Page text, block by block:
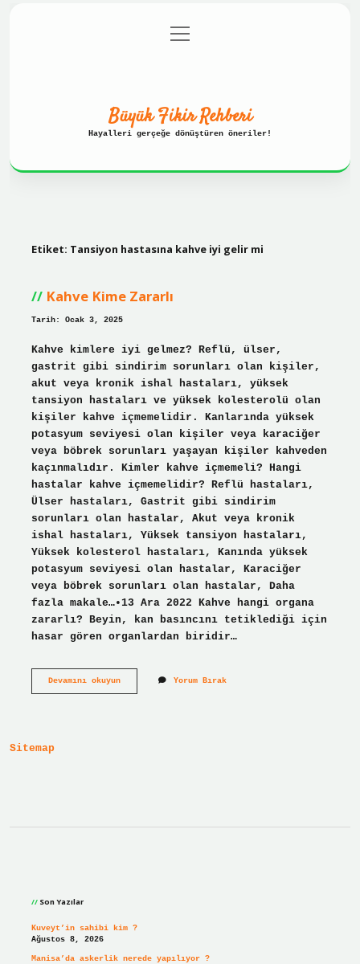
Gizlilik Politikası
menüyü
aç
Büyük Fikir Rehberi
Hayalleri gerçeğe dönüştüren öneriler!
Etiket: Tansiyon hastasına kahve iyi gelir mi
Kahve Kime Zararlı
Tarih: Ocak 3, 2025
Kahve kimlere iyi gelmez? Reflü, ülser,
gastrit gibi sindirim sorunları olan kişiler,
akut veya kronik ishal hastaları, yüksek
tansiyon hastaları ve yüksek kolesterolü olan
kişiler kahve içmemelidir. Kanlarında yüksek
potasyum seviyesi olan kişiler veya karaciğer
veya böbrek sorunları yaşayan kişiler kahveden
kaçınmalıdır. Kimler kahve içmemeli? Hangi
hastalar kahve içmemelidir? Reflü hastaları,
Ülser hastaları, Gastrit gibi sindirim
sorunları olan hastalar, Akut veya kronik
ishal hastaları, Yüksek tansiyon hastaları,
Yüksek kolesterol hastaları, Kanında yüksek
potasyum seviyesi olan hastalar, Karaciğer
veya böbrek sorunları olan hastalar, Daha
fazla makale…•13 Ara 2022 Kahve hangi organa
zararlı? Beyin, kan basıncını tetiklediği için
hasar gören organlardan biridir…
Devamını okuyunKahve
Yorum Bırak
Sitemap
Son Yazılar
Kuveyt’in sahibi kim ?
Ağustos 8, 2026
Manisa’da askerlik nerede yapılıyor ?